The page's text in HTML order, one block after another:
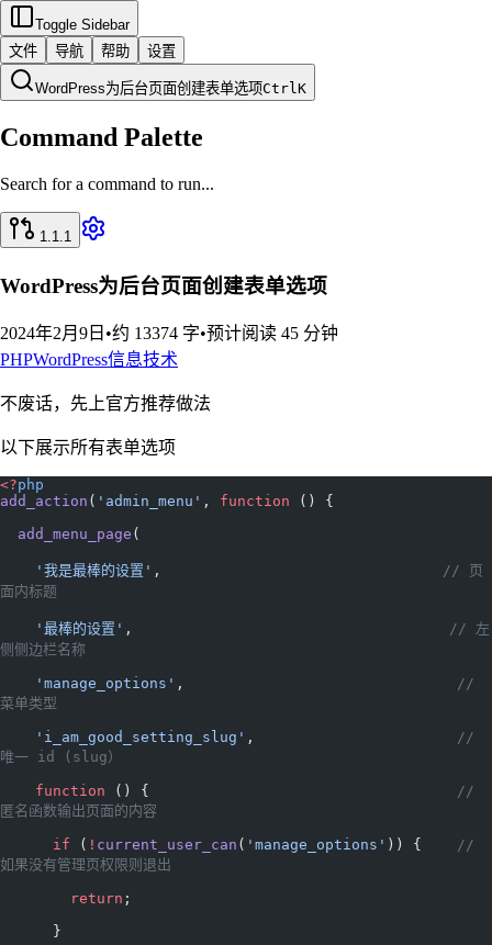
Toggle Sidebar
文件
导航 帮助 设置
WordPress为后台页面创建表单选项CtrlK
Command Palette
Search for a command to run...
1.1.1
WordPress为后台页面创建表单选项
2024年2月9日 •约 13374 字•预计阅读 45 分钟
PHPWordPress信息技术
不废话，先上官方推荐做法
以下展示所有表单选项
<?php
add_action ( 'admin_menu' , function () {
  add_menu_page
(
    '我是最棒的设置'
,
// 页
面内标题
    '最棒的设置'
,
// 左
侧侧边栏名称
    'manage_options'
,
//
菜单类型
    'i_am_good_setting_slug'
,
//
唯一 id (slug）
    function
() {
//
匿名函数输出页面的内容
      if
( ! current_user_can ( 'manage_options' )) {
//
如果没有管理页权限则退出
        return
;
      }